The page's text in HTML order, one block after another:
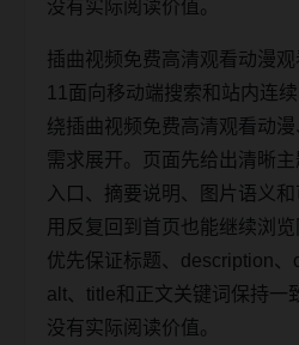
没有实际阅读价值。
插曲视频免费高清观看动漫
11面向移动端搜索和站内连
绕插曲视频免费高清观看动
需求展开。页面先给出清晰
入口、摘要说明、图片语义
用反复回到首页也能继续浏
优先保证标题、description、
alt、title和正文关键词保持一
没有实际阅读价值。